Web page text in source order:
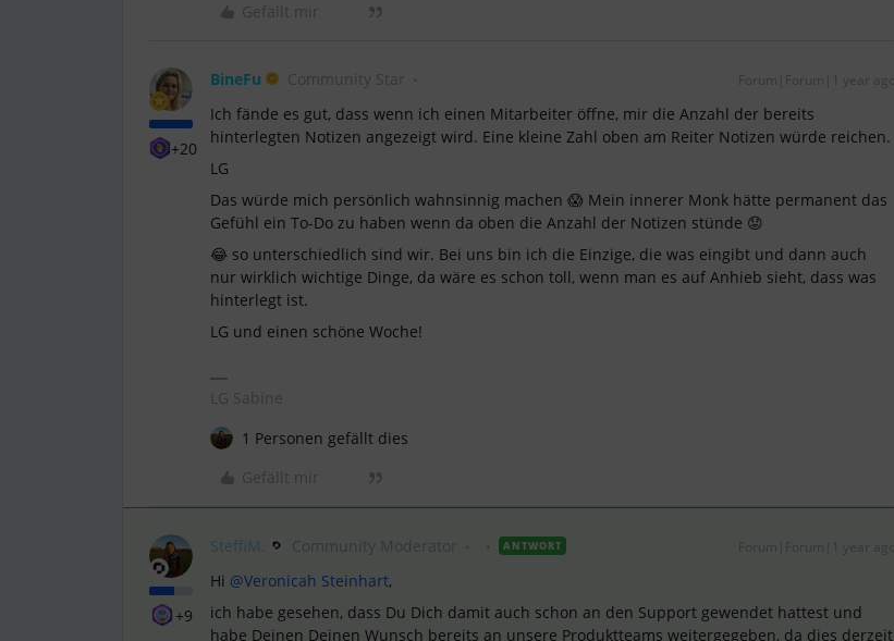
Gefällt mir
+20
BineFu Community Star Forum|Forum|1 year ago
Ich fände es gut, dass wenn ich einen Mitarbeiter öffne, mir die Anzahl der bereits
hinterlegten Notizen angezeigt wird. Eine kleine Zahl oben am Reiter Notizen würde reichen.
LG
Das würde mich persönlich wahnsinnig machen 😱 Mein innerer Monk hätte permanent das
Gefühl ein To-Do zu haben wenn da oben die Anzahl der Notizen stünde 😟
😂 so unterschiedlich sind wir. Bei uns bin ich die Einzige, die was eingibt und dann auch
nur wirklich wichtige Dinge, da wäre es schon toll, wenn man es auf Anhieb sieht, dass was
hinterlegt ist.
LG und einen schöne Woche!
LG Sabine
1 Personen gefällt dies
Gefällt mir
+9
SteffiM. ANTWORT
Hi @Veronicah Steinhart,
ich habe gesehen, dass Du Dich damit auch schon an den Support gewendet hattest und
habe Deinen Deinen Wunsch bereits an unsere Produktteams weitergegeben, da dies derzeit